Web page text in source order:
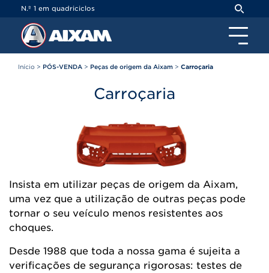
N.º 1 em quadriciclos
Início > PÓS-VENDA > Peças de origem da Aixam > Carroçaria
Carroçaria
Insista em utilizar peças de origem da Aixam,
uma vez que a utilização de outras peças pode
tornar o seu veículo menos resistentes aos
choques.
Desde 1988 que toda a nossa gama é sujeita a
verificações de segurança rigorosas: testes de
Painel de Gerenciamento de Cookies